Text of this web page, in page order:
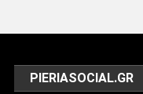
PIERIASOCIAL.GR